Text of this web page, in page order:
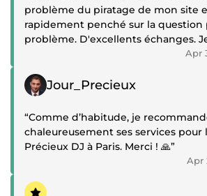
problème du piratage de mon site
rapidement penché sur la question
problème. D'excellents échanges.
Apr
Positive review
Jour_Precieux
“Comme d’habitude, je
chaleureusement ses services pour
Précieux DJ à Paris. Merci ! 🙏”
Apr
Positive review